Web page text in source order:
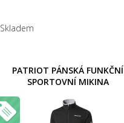
Skladem
PATRIOT PÁNSKÁ FUNKČNÍ
SPORTOVNÍ MIKINA